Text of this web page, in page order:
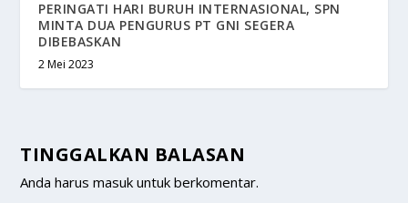
PERINGATI HARI BURUH INTERNASIONAL, SPN
MINTA DUA PENGURUS PT GNI SEGERA
DIBEBASKAN
2 Mei 2023
TINGGALKAN BALASAN
Anda harusmasuk untuk berkomentar.